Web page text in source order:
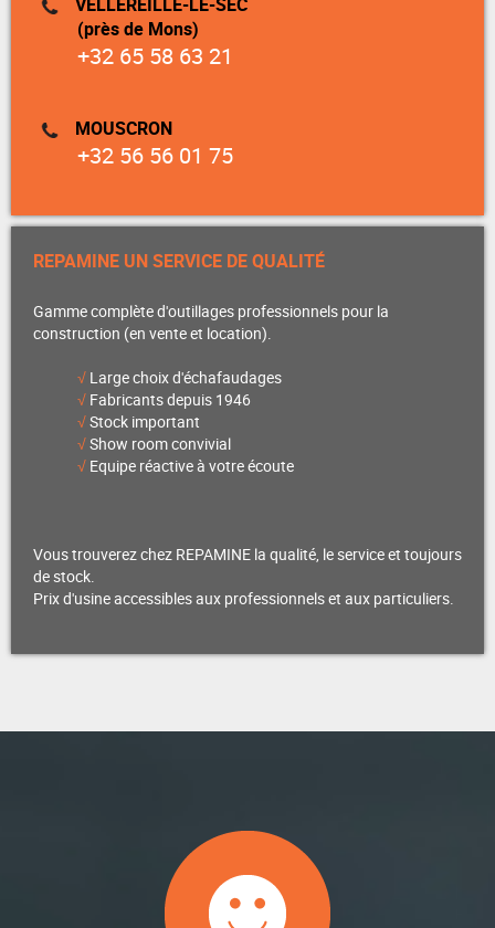
(près de Mons)
+32 65 58 63 21
MOUSCRON
+32 56 56 01 75
REPAMINE UN SERVICE DE QUALITÉ
Gamme complète d'outillages professionnels pour la
construction (en vente et location).
√ Large choix d'échafaudages
√ Fabricants depuis 1946
√Stock important
√Show room convivial
√ Equipe réactive à votre écoute
Vous trouverez chez REPAMINE la qualité, le service et toujours
de stock.
Prix d'usine accessibles aux professionnels et aux particuliers.